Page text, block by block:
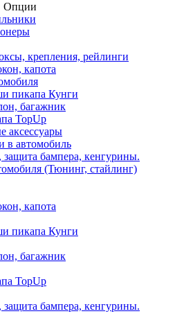
Опции
крепления, рейлинги
капота
пикапа Кунги
багажник
TopUp
аксессуары
в автомобиль
бампера, кенгурины.
(Тюнинг, стайлинг)
капота
пикапа Кунги
багажник
TopUp
бампера, кенгурины.